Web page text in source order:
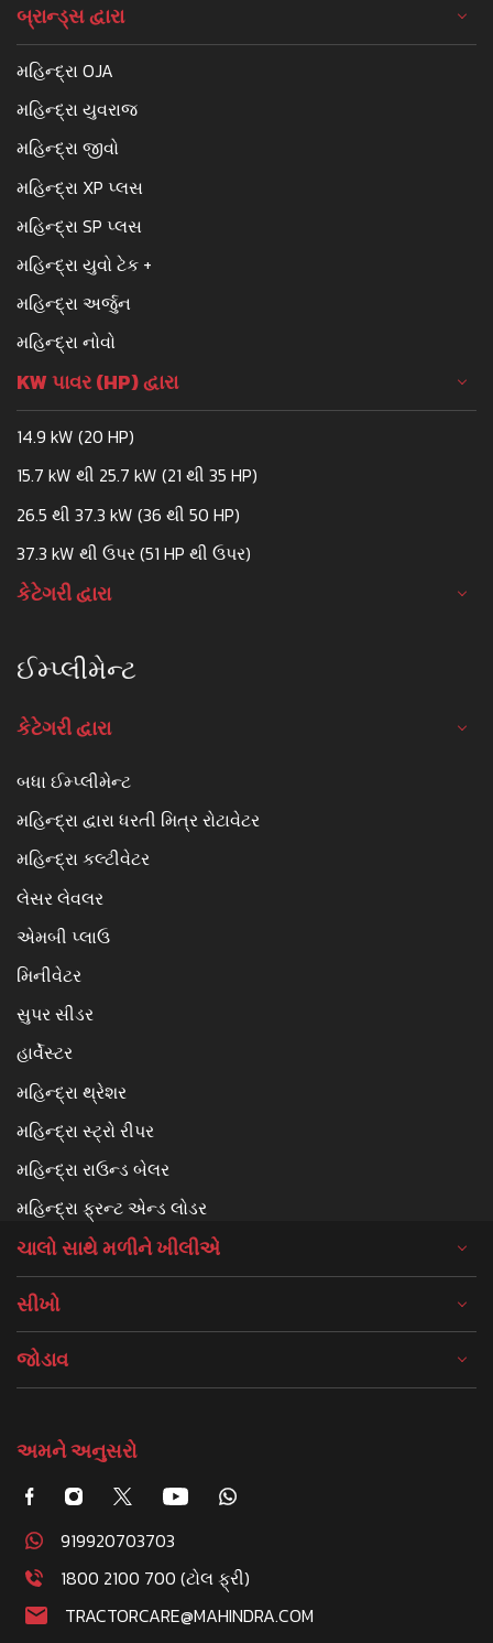
બ્રાન્ડ્સ દ્વારા
મહિન્દ્રા OJA
મહિન્દ્રા યુવરાજ
મહિન્દ્રા જીવો
મહિન્દ્રા XP પ્લસ
મહિન્દ્રા SP પ્લસ
મહિન્દ્રા યુવો ટેક +
મહિન્દ્રા અર્જુન
મહિન્દ્રા નોવો
KW પાવર (HP) દ્વારા
14.9 kW (20 HP)
15.7 kW થી 25.7 kW (21 થી 35 HP)
26.5 થી 37.3 kW (36 થી 50 HP)
37.3 kW થી ઉપર (51 HP થી ઉપર)
કેટેગરી દ્વારા
ઈમ્પ્લીમેન્ટ
કેટેગરી દ્વારા
બધા ઈમ્પ્લીમેન્ટ
મહિન્દ્રા દ્વારા ધરતી મિત્ર રોટાવેટર
મહિન્દ્રા કલ્ટીવેટર
લેસર લેવલર
એમબી પ્લાઉ
મિનીવેટર
સુપર સીડર
હાર્વેસ્ટર
મહિન્દ્રા થ્રેશર
મહિન્દ્રા સ્ટ્રો રીપર
મહિન્દ્રા રાઉન્ડ બેલર
મહિન્દ્રા ફ્રન્ટ એન્ડ લોડર
ચાલો સાથે મળીને ખીલીએ
સીખો
જોડાવ
અમને અનુસરો
919920703703
1800 2100 700 (ટોલ ફ્રી)
TRACTORCARE@MAHINDRA.COM